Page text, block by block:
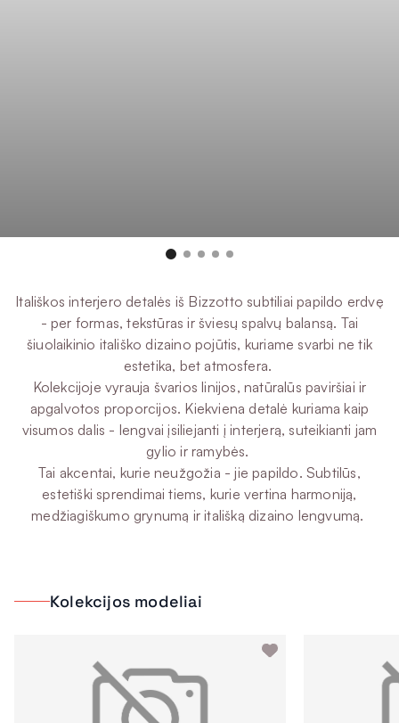
Itališkos interjero detalės iš Bizzotto subtiliai papildo erdvę
- per formas, tekstūras ir šviesų spalvų balansą. Tai
šiuolaikinio itališko dizaino pojūtis, kuriame svarbi ne tik
estetika, bet atmosfera.
Kolekcijoje vyrauja švarios linijos, natūralūs paviršiai ir
apgalvotos proporcijos. Kiekviena detalė kuriama kaip
visumos dalis - lengvai įsiliejanti į interjerą, suteikianti jam
gylio ir ramybės.
Tai akcentai, kurie neužgožia - jie papildo. Subtilūs,
estetiški sprendimai tiems, kurie vertina harmoniją,
medžiagiškumo grynumą ir itališką dizaino lengvumą.
Kolekcijos modeliai